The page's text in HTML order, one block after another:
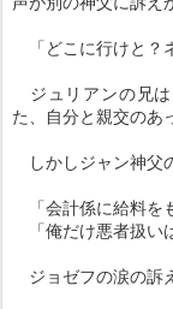
「どこに行けと？
ジュリアンの兄
た、自分と親交のあ
しかしジャン神父
「会計係に給料を
「俺だけ悪者扱い
ジョゼフの涙の訴